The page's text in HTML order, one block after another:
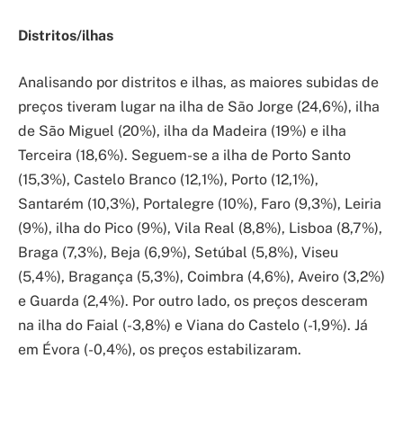
Distritos/ilhas
Analisando por distritos e ilhas, as maiores subidas de
preços tiveram lugar na ilha de São Jorge (24,6%), ilha
de São Miguel (20%), ilha da Madeira (19%) e ilha
Terceira (18,6%). Seguem-se a ilha de Porto Santo
(15,3%), Castelo Branco (12,1%), Porto (12,1%),
Santarém (10,3%), Portalegre (10%), Faro (9,3%), Leiria
(9%), ilha do Pico (9%), Vila Real (8,8%), Lisboa (8,7%),
Braga (7,3%), Beja (6,9%), Setúbal (5,8%), Viseu
(5,4%), Bragança (5,3%), Coimbra (4,6%), Aveiro (3,2%)
e Guarda (2,4%). Por outro lado, os preços desceram
na ilha do Faial (-3,8%) e Viana do Castelo (-1,9%). Já
em Évora (-0,4%), os preços estabilizaram.